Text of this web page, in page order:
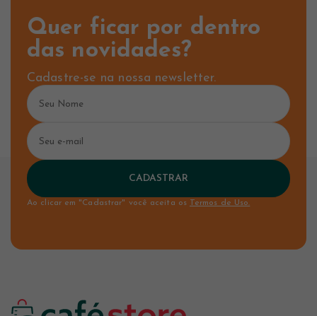
Quer ficar por dentro
das novidades?
Cadastre-se na nossa newsletter.
CADASTRAR
Ao clicar em "Cadastrar" você aceita os Termos de Uso.